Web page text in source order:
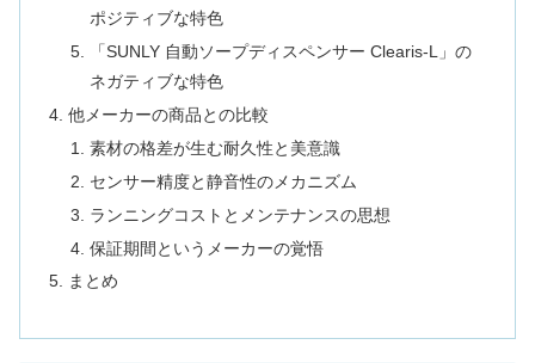
ポジティブな特色
「SUNLY 自動ソープディスペンサー Clearis-L」の
ネガティブな特色
他メーカーの商品との比較
素材の格差が生む耐久性と美意識
センサー精度と静音性のメカニズム
ランニングコストとメンテナンスの思想
保証期間というメーカーの覚悟
まとめ